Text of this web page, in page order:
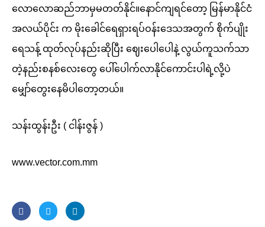
လောလောဆည်ဘာမှမတတ်နိုင်။နောင်ကျရင်တော့ မြန်မာနိုင်ငံ
အလယ်ပိုင်း က မိုးခေါင်ရေရှားရပ်ဝန်းဒေသအတွက် စိုက်ပျိုး
ရေသန့် ထုတ်လုပ်နည်းဆိုပြီး ဈေးပေါပေါနဲ့ လွယ်ကူသက်သာ
တဲ့နည်းစနစ်လေးတွေ ပေါ်ပေါက်လာနိုင်ကောင်းပါရဲ့လို့ပဲ
မျှော်တွေးနေမိပါတော့တယ်။
သန်းထွန်းဦး ( ငါန်းဇွန် )
www.vector.com.mm